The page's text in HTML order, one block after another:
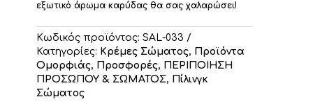
εξωτικό άρωμα καρύδας θα σας χαλαρώσει!
Κωδικός προϊόντος:SAL-033
Κατηγορίες: Κρέμες Σώματος, Προϊόντα
Ομορφιάς, Προσφορές, ΠΕΡΙΠΟΙΗΣΗ
ΠΡΟΣΩΠΟΥ & ΣΩΜΑΤΟΣ, Πίλινγκ
Σώματος